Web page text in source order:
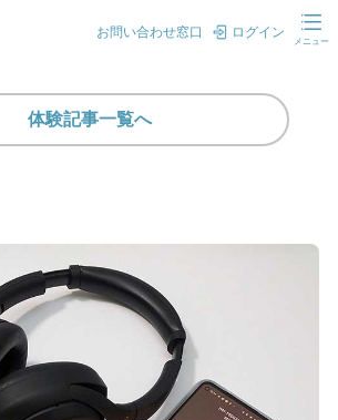
お問い合わせ窓口 ログイン
メニュー
体験記事一覧へ